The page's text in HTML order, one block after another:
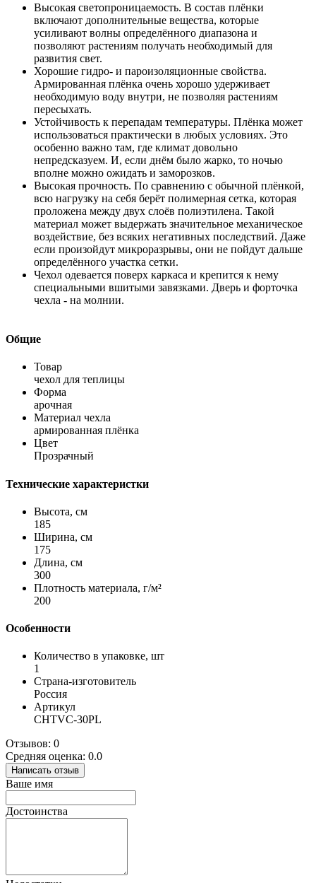
Высокая светопроницаемость. В состав плёнки
включают дополнительные вещества, которые
усиливают волны определённого диапазона и
позволяют растениям получать необходимый для
развития свет.
Хорошие гидро- и пароизоляционные свойства.
Армированная плёнка очень хорошо удерживает
необходимую воду внутри, не позволяя растениям
пересыхать.
Устойчивость к перепадам температуры. Плёнка может
использоваться практически в любых условиях. Это
особенно важно там, где климат довольно
непредсказуем. И, если днём было жарко, то ночью
вполне можно ожидать и заморозков.
Высокая прочность. По сравнению с обычной плёнкой,
всю нагрузку на себя берёт полимерная сетка, которая
проложена между двух слоёв полиэтилена. Такой
материал может выдержать значительное механическое
воздействие, без всяких негативных последствий. Даже
если произойдут микроразрывы, они не пойдут дальше
определённого участка сетки.
Чехол одевается поверх каркаса и крепится к нему
специальными вшитыми завязками. Дверь и форточка
чехла - на молнии.
Общие
Товар
чехол для теплицы
Форма
арочная
Материал чехла
армированная плёнка
Цвет
Прозрачный
Технические характеристки
Высота, см
185
Ширина, см
175
Длина, см
300
Плотность материала, г/м²
200
Особенности
Количество в упаковке, шт
1
Страна-изготовитель
Россия
Артикул
CHTVC-30PL
Отзывов: 0
Средняя оценка: 0.0
Написать отзыв
Ваше имя
Достоинства